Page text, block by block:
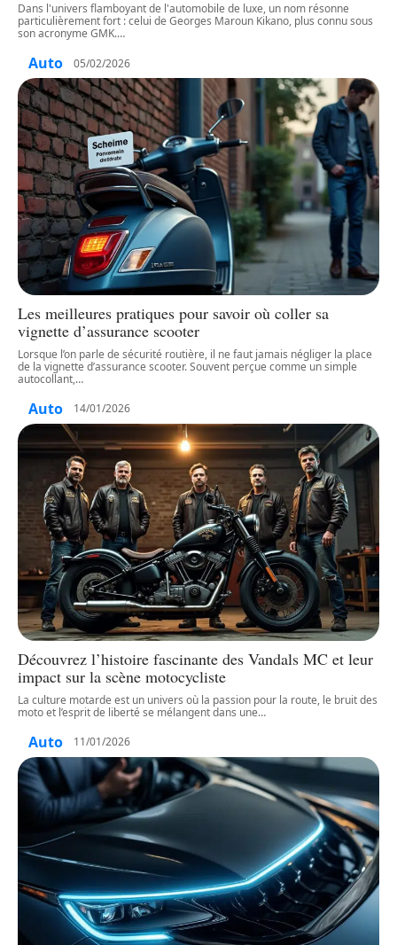
Dans l'univers flamboyant de l'automobile de luxe, un nom résonne
particulièrement fort : celui de Georges Maroun Kikano, plus connu sous
son acronyme GMK.…
Auto 05/02/2026
Les meilleures pratiques pour savoir où coller sa
vignette d’assurance scooter
Lorsque l’on parle de sécurité routière, il ne faut jamais négliger la place
de la vignette d’assurance scooter. Souvent perçue comme un simple
autocollant,…
Auto 14/01/2026
Découvrez l’histoire fascinante des Vandals MC et leur
impact sur la scène motocycliste
La culture motarde est un univers où la passion pour la route, le bruit des
moto et l’esprit de liberté se mélangent dans une…
Auto 11/01/2026